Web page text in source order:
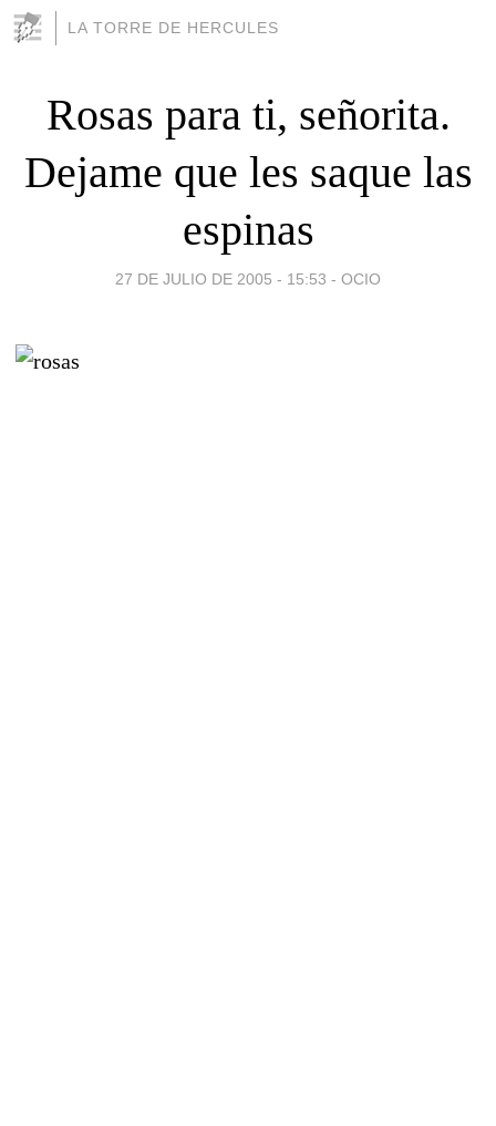
LA TORRE DE HERCULES
Rosas para ti, señorita.
Dejame que les saque las
espinas
27 DE JULIO DE 2005 - 15:53 - OCIO